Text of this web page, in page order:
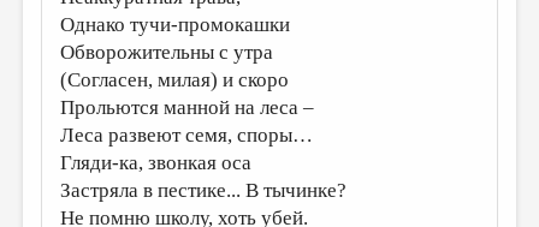
Однако тучи-промокашки
Обворожительны с утра
(Согласен, милая) и скоро
Прольются манной на леса –
Леса развеют семя, споры…
Гляди-ка, звонкая оса
Застряла в пестике... В тычинке?
Не помню школу, хоть убей.